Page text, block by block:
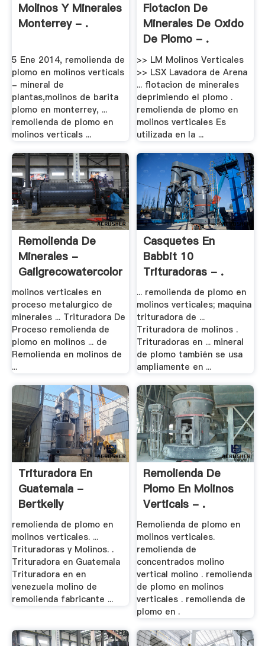
Molinos Y Minerales
Monterrey - .
5 Ene 2014, remolienda de
plomo en molinos verticals
- mineral de
plantas,molinos de barita
plomo en monterrey, ...
remolienda de plomo en
molinos verticals ...
Flotacion De
Minerales De Oxido
De Plomo - .
>> LM Molinos Verticales
>> LSX Lavadora de Arena
... flotacion de minerales
deprimiendo el plomo .
remolienda de plomo en
molinos verticales Es
utilizada en la ...
Remolienda De
Minerales -
Gailgrecowatercolors.xyz
molinos verticales en
proceso metalurgico de
minerales ... Trituradora De
Proceso remolienda de
plomo en molinos ... de
Remolienda en molinos de
...
Casquetes En
Babbit 10
Trituradoras - .
... remolienda de plomo en
molinos verticales; maquina
trituradora de ...
Trituradora de molinos .
Trituradoras en ... mineral
de plomo también se usa
ampliamente en ...
Trituradora En
Guatemala -
Bertkelly
remolienda de plomo en
molinos verticales. ...
Trituradoras y Molinos. .
Trituradora en Guatemala
Trituradora en en
venezuela molino de
remolienda fabricante ...
Remolienda De
Plomo En Molinos
Verticals - .
Remolienda de plomo en
molinos verticales.
remolienda de
concentrados molino
vertical molino . remolienda
de plomo en molinos
verticales . remolienda de
plomo en .